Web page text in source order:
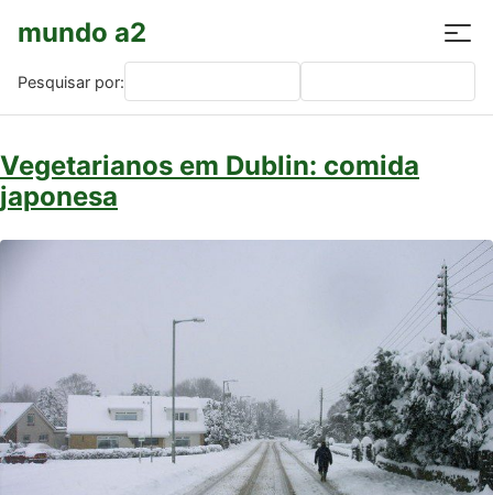
mundo a2
Pesquisar por:
Vegetarianos em Dublin: comida
japonesa